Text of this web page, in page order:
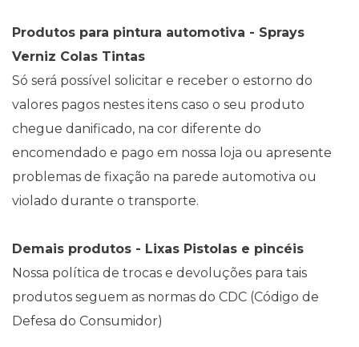
Produtos para pintura automotiva - Sprays
Verniz Colas Tintas
Só será possível solicitar e receber o estorno do
valores pagos nestes itens caso o seu produto
chegue danificado, na cor diferente do
encomendado e pago em nossa loja ou apresente
problemas de fixação na parede automotiva ou
violado durante o transporte.
Demais produtos - Lixas Pistolas e pincéis
Nossa política de trocas e devoluções para tais
produtos seguem as normas do CDC (Código de
Defesa do Consumidor)